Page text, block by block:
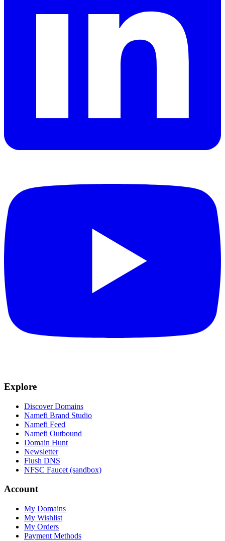
Explore
Discover Domains
Namefi Brand Studio
Namefi Feed
Namefi Outbound
Domain Hunt
Newsletter
Flush DNS
NFSC Faucet (sandbox)
Account
My Domains
My Wishlist
My Orders
Payment Methods